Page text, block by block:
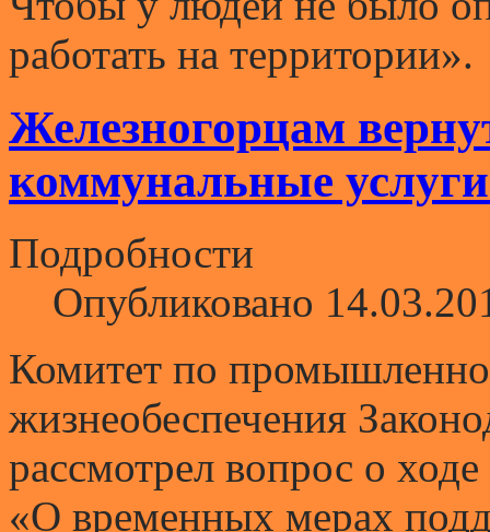
работать на территории».
Железногорцам
коммунальные услуги
Подробности
Опубликовано
Комитет по
жизнеобеспечения
рассмотрел вопрос о
«О временных мерах